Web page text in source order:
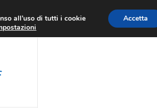
all’uso di tutti i cookie
Accetta